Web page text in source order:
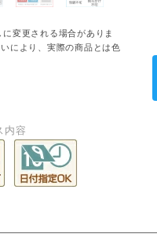
変更される場合がありま
により、実際の商品とは色
内容